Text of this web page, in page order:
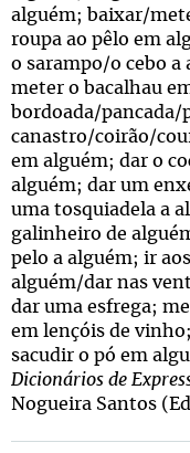
alguém; baixar/
roupa ao pêlo em
o sarampo/o cebo a
meter o bacalhau
bordoada/pancada/
canastro/coirão/
em alguém; dar o
alguém; dar um
uma tosquiadela a
galinheiro de
pelo a alguém; ir
alguém/dar nas
dar uma esfrega;
em lençóis de
sacudir o pó em
Dicionários de
Nogueira Santos